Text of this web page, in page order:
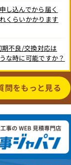
し込んでから届く
くらいかかります
不良/交換対応は
な時に可能ですか？
問をもっと見る